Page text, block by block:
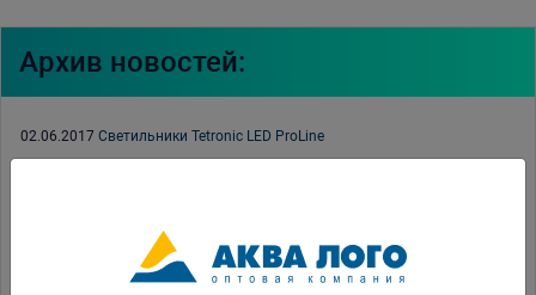
Архив новостей:
02.06.2017 Светильники Tetronic LED ProLine
Заморозка PRIME